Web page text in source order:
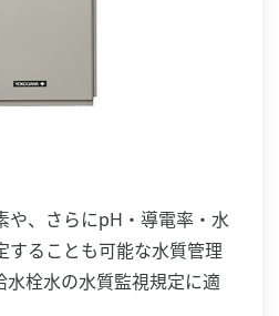
や、さらにpH・導電率・水
することも可能な水質管理
水栓水の水質監視規定に適